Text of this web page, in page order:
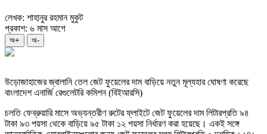
লেখক: শাহানুর রহমান মুকুট
প্রকাশ: ৬ মাস আগে
অ+ অ-
উড়োজাহাজের জ্বালানি তেল জেট ফুয়েলের দাম বাড়িয়ে নতুন মূল্যহার ঘোষণা করেছে
বাংলাদেশ এনার্জি রেগুলেটরি কমিশন (বিইআরসি)
চলতি ফেব্রুয়ারি মাসে অভ্যন্তরীণ রুটের ফ্লাইটে জেট ফুয়েলের দাম লিটারপ্রতি ৯৪
টাকা ৯৩ পয়সা থেকে বাড়িয়ে ৯৫ টাকা ১২ পয়সা নির্ধারণ করা হয়েছে। একই সঙ্গে